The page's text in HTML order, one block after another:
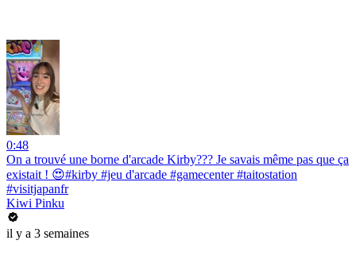
0:48
On a trouvé une borne d'arcade Kirby??? Je savais même pas que ça
existait ! 😍#kirby #jeu d'arcade #gamecenter #taitostation
#visitjapanfr
Kiwi Pinku
il y a 3 semaines